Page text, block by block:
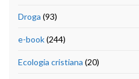
Droga (93)
e-book(244)
Ecologia cristiana (20)